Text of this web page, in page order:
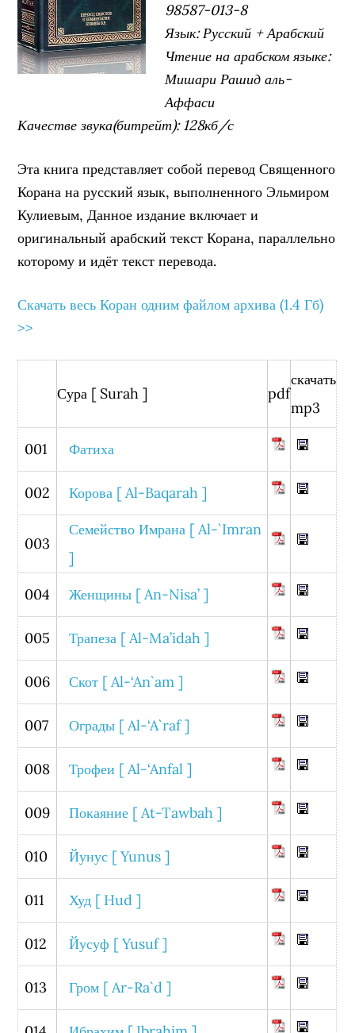
98587-013-8
Язык: Русский + Арабский
Чтение на арабском языке:
Мишари Рашид аль-
Аффаси
Качестве звука(битрейт): 128кб/с
Эта книга представляет собой перевод Священного
Корана на русский язык, выполненного Эльмиром
Кулиевым, Данное издание включает и
оригинальный арабский текст Корана, параллельно
которому и идёт текст перевода.
Скачать весь Коран одним файлом архива (1.4 Гб)
>>
Сура [ Surah ] pdf
скачать
mp3
001 Фатиха
002 Корова [ Al-Baqarah ]
003
Семейство Имрана [ Al-`Imran
]
004
Женщины [ An-Nisa’ ]
005 Трапеза [ Al-Ma’idah ]
006 Скот [ Al-‘An`am ]
007 Ограды [ Al-‘A`raf ]
008 Трофеи [ Al-‘Anfal ]
009 Покаяние [ At-Tawbah ]
010 Йунус [ Yunus ]
011 Худ [ Hud ]
012 Йусуф [ Yusuf ]
013 Гром [ Ar-Ra`d ]